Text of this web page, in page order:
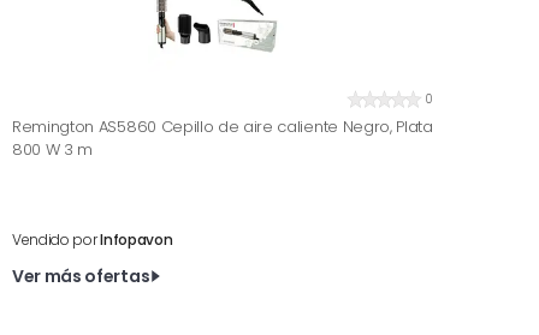
0
Remington AS5860 Cepillo de aire caliente Negro, Plata
800 W 3 m
Vendido porInfopavon
Ver más ofertas